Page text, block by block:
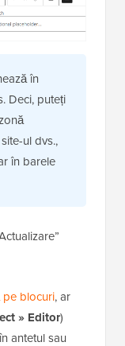
în
Deci, puteți
ul dvs.,
în barele
blocuri, ar
» Editor)
antetul sau